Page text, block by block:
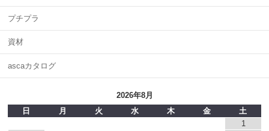
プチプラ
資材
ascaカタログ
2026年8月
日
月 火 水 木 金
土
1